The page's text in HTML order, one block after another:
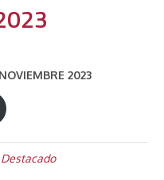
2023
Destacado